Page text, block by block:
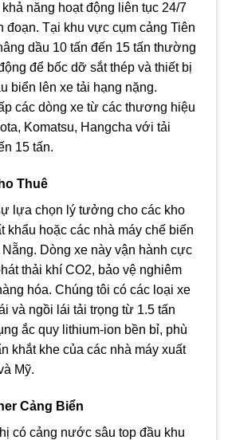
năng hoạt động liên tục 24/7
đoạn. Tại khu vực cụm cảng Tiên
dầu 10 tấn đến 15 tấn thường
để bốc dỡ sắt thép và thiết bị
biển lên xe tải hạng nặng.
các dòng xe từ các thương hiệu
Komatsu, Hangcha với tải
15 tấn.
Thuê
lựa chọn lý tưởng cho các kho
khẩu hoặc các nhà máy chế biến
Dòng xe này vận hành cực
thải khí CO2, bảo vệ nghiêm
hóa. Chúng tôi có các loại xe
và ngồi lái tải trọng từ 1.5 tấn
ắc quy lithium-ion bền bỉ, phù
khắt khe của các nhà máy xuất
Mỹ.
Cảng Biển
có cảng nước sâu top đầu khu